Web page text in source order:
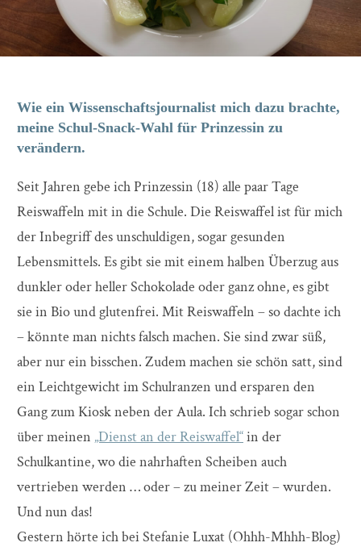
Wie ein Wissenschaftsjournalist mich dazu brachte,
meine Schul-Snack-Wahl für Prinzessin zu
verändern.
Seit Jahren gebe ich Prinzessin (18) alle paar Tage
Reiswaffeln mit in die Schule. Die Reiswaffel ist für mich
der Inbegriff des unschuldigen, sogar gesunden
Lebensmittels. Es gibt sie mit einem halben Überzug aus
dunkler oder heller Schokolade oder ganz ohne, es gibt
sie in Bio und glutenfrei. Mit Reiswaffeln – so dachte ich
– könnte man nichts falsch machen. Sie sind zwar süß,
aber nur ein bisschen. Zudem machen sie schön satt, sind
ein Leichtgewicht im Schulranzen und ersparen den
Gang zum Kiosk neben der Aula. Ich schrieb sogar schon
über meinen „Dienst an der Reiswaffel“in der
Schulkantine, wo die nahrhaften Scheiben auch
vertrieben werden … oder – zu meiner Zeit – wurden.
Und nun das!
Gestern hörte ich bei Stefanie Luxat (Ohhh-Mhhh-Blog)